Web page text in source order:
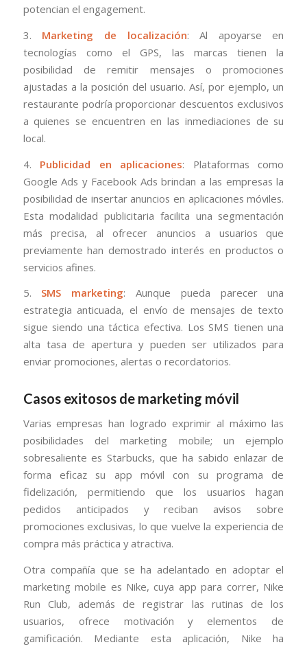
potencian el engagement.
3. Marketing de localización: Al apoyarse en
tecnologías como el GPS, las marcas tienen la
posibilidad de remitir mensajes o promociones
ajustadas a la posición del usuario. Así, por ejemplo, un
restaurante podría proporcionar descuentos exclusivos
a quienes se encuentren en las inmediaciones de su
local.
4. Publicidad en aplicaciones: Plataformas como
Google Ads y Facebook Ads brindan a las empresas la
posibilidad de insertar anuncios en aplicaciones móviles.
Esta modalidad publicitaria facilita una segmentación
más precisa, al ofrecer anuncios a usuarios que
previamente han demostrado interés en productos o
servicios afines.
5. SMS marketing: Aunque pueda parecer una
estrategia anticuada, el envío de mensajes de texto
sigue siendo una táctica efectiva. Los SMS tienen una
alta tasa de apertura y pueden ser utilizados para
enviar promociones, alertas o recordatorios.
Casos exitosos de marketing móvil
Varias empresas han logrado exprimir al máximo las
posibilidades del marketing mobile; un ejemplo
sobresaliente es Starbucks, que ha sabido enlazar de
forma eficaz su app móvil con su programa de
fidelización, permitiendo que los usuarios hagan
pedidos anticipados y reciban avisos sobre
promociones exclusivas, lo que vuelve la experiencia de
compra más práctica y atractiva.
Otra compañía que se ha adelantado en adoptar el
marketing mobile es Nike, cuya app para correr, Nike
Run Club, además de registrar las rutinas de los
usuarios, ofrece motivación y elementos de
gamificación. Mediante esta aplicación, Nike ha